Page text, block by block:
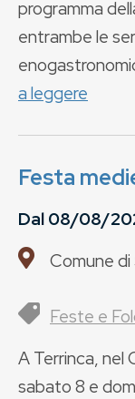
programma
entrambe le
a leggere
Festa
Dal08/08/
Comune di
Feste e
A Terrinca, nel
sabato 8 e